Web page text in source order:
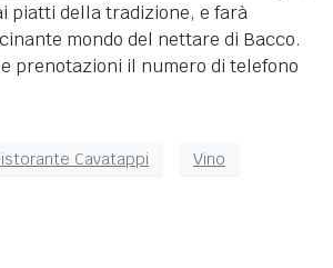
piatti della tradizione, e farà
mondo del nettare di Bacco.
prenotazioni il numero di telefono
Cavatappi
Vino